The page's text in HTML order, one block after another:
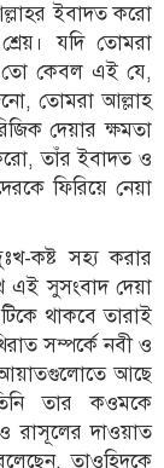
ইবাদত করো
যদি তোমরা
তো কেবল এই যে,
তোমরা আল্লাহ
দেয়ার ক্ষমতা
তাঁর ইবাদত ও
ফিরিয়ে নেয়া
কষ্ট সহ্য করার
এই সুসংবাদ দেয়া
থাকবে তারাই
সম্পর্কে নবী ও
আয়াতগুলোতে আছে
তার কওমকে
রাসূলের দাওয়াত
তাওহিদকে